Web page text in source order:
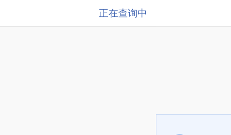
正在查询中